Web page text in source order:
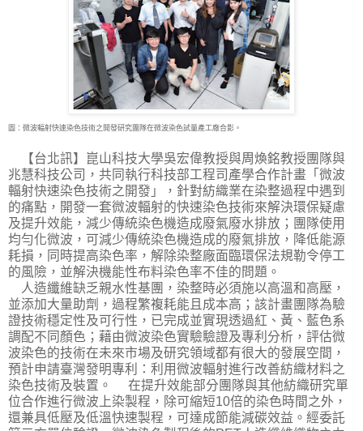
圖：微波輻射快速染色技術之開發研究團隊在微波染色試量產工廠合影。
【台北訊】崑山科技大學吳宏偉教授與周煥銘教授團隊與
兆慧科技公司，共同執行科技部工程司產學合作計畫「微波
輻射快速染色技術之開發」，針對紡織業在染整過程中遇到
的痛點，開發一套微波輻射的快速染色技術來解決環保疑慮
及提升效能，減少傳統染色機造成廢氣廢水排放；團隊使用
均勻化微波，可減少傳統染色機造成的廢氣排放，降低能源
耗損，同時提高染色率，解除染整廠面臨環保法規勒令停工
的風險，並解決機能性布料染色率不佳的問題。
人造纖維缺乏親水性基團，染整時必須施以高溫和高壓，
並添加大量助劑，過程繁複耗能且成本高；該計畫團隊為驗
證技術穩定性及可行性，已完成並實現透過紅、黃、藍色系
調配不同顏色；藉由微波染色實驗驗證及專利分析，評估微
波染色的技術在未來市場及研究領域都有很大的發展空間，
預計申請臺灣發明專利：利用微波輻射進行改善紡織材料之
染色技術及裝置。 在提升效能部分團隊與其他紡織研究單
位合作進行微波上染製程，除可縮短10倍的染色時間之外，
還兼具低壓及低溫快速製程，可達成節能減碳效益。經委託